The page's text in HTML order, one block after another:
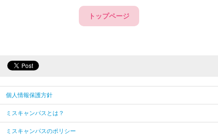
トップページ
個人情報保護方針
ミスキャンパスとは？
ミスキャンパスのポリシー